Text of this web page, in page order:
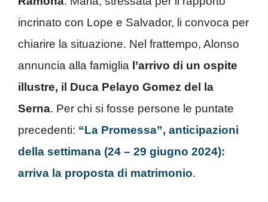
incrinato con Lope e Salvador, li convoca per
chiarire la situazione. Nel frattempo, Alonso
annuncia alla famiglia l’arrivo di un ospite
illustre, il Duca Pelayo Gomez del la
Serna. Per chi si fosse persone le puntate
precedenti: “La Promessa”, anticipazioni
della settimana (24 – 29 giugno 2024):
arriva la proposta di matrimonio.